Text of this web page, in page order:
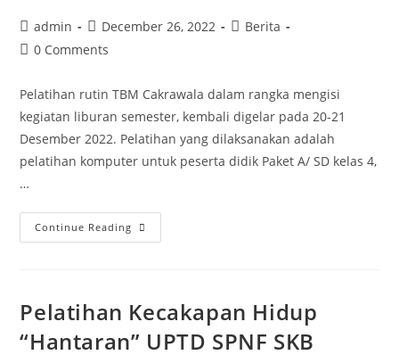
Post
author:
admin
Post
published:
December 26, 2022
PostBerita
Post0 Comments
Pelatihan rutin TBM Cakrawala dalam rangka mengisi
kegiatan liburan semester, kembali digelar pada 20-21
Desember 2022. Pelatihan yang dilaksanakan adalah
pelatihan komputer untuk peserta didik Paket A/ SD kelas 4,
…
Continue Reading
Cakrawala
Komputer
untuk
Pelatihan Kecakapan Hidup
“Hantaran” UPTD SPNF SKB